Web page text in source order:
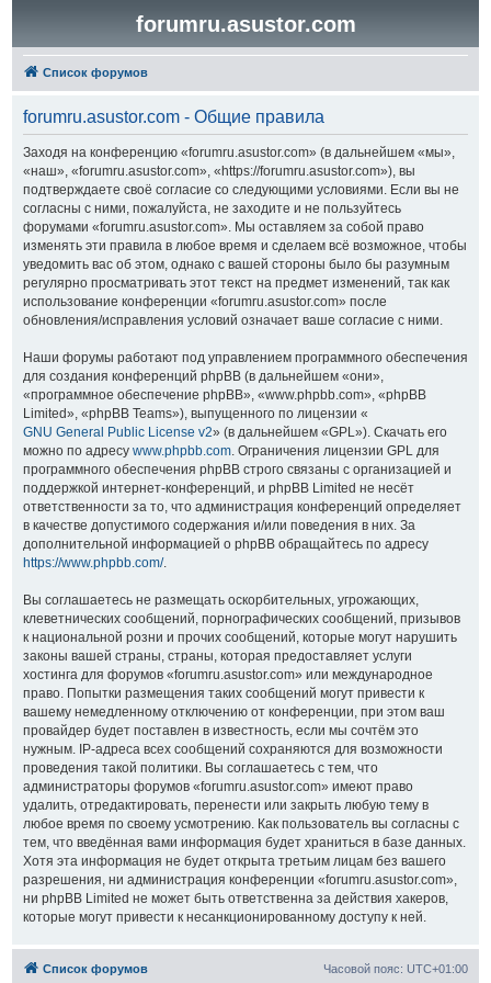
forumru.asustor.com
Список форумов
forumru.asustor.com - Общие правила
Заходя на конференцию «forumru.asustor.com» (в дальнейшем «мы»,
«наш», «forumru.asustor.com», «https://forumru.asustor.com»), вы
подтверждаете своё согласие со следующими условиями. Если вы не
согласны с ними, пожалуйста, не заходите и не пользуйтесь
форумами «forumru.asustor.com». Мы оставляем за собой право
изменять эти правила в любое время и сделаем всё возможное, чтобы
уведомить вас об этом, однако с вашей стороны было бы разумным
регулярно просматривать этот текст на предмет изменений, так как
использование конференции «forumru.asustor.com» после
обновления/исправления условий означает ваше согласие с ними.
Наши форумы работают под управлением программного обеспечения
для создания конференций phpBB (в дальнейшем «они»,
«программное обеспечение phpBB», «www.phpbb.com», «phpBB
Limited», «phpBB Teams»), выпущенного по лицензии «
GNU General Public License v2» (в дальнейшем «GPL»). Скачать его
можно по адресу www.phpbb.com. Ограничения лицензии GPL для
программного обеспечения phpBB строго связаны с организацией и
поддержкой интернет-конференций, и phpBB Limited не несёт
ответственности за то, что администрация конференций определяет
в качестве допустимого содержания и/или поведения в них. За
дополнительной информацией о phpBB обращайтесь по адресу
https://www.phpbb.com/.
Вы соглашаетесь не размещать оскорбительных, угрожающих,
клеветнических сообщений, порнографических сообщений, призывов
к национальной розни и прочих сообщений, которые могут нарушить
законы вашей страны, страны, которая предоставляет услуги
хостинга для форумов «forumru.asustor.com» или международное
право. Попытки размещения таких сообщений могут привести к
вашему немедленному отключению от конференции, при этом ваш
провайдер будет поставлен в известность, если мы сочтём это
нужным. IP-адреса всех сообщений сохраняются для возможности
проведения такой политики. Вы соглашаетесь с тем, что
администраторы форумов «forumru.asustor.com» имеют право
удалить, отредактировать, перенести или закрыть любую тему в
любое время по своему усмотрению. Как пользователь вы согласны с
тем, что введённая вами информация будет храниться в базе данных.
Хотя эта информация не будет открыта третьим лицам без вашего
разрешения, ни администрация конференции «forumru.asustor.com»,
ни phpBB Limited не может быть ответственна за действия хакеров,
которые могут привести к несанкционированному доступу к ней.
Список форумов Часовой пояс: UTC+01:00